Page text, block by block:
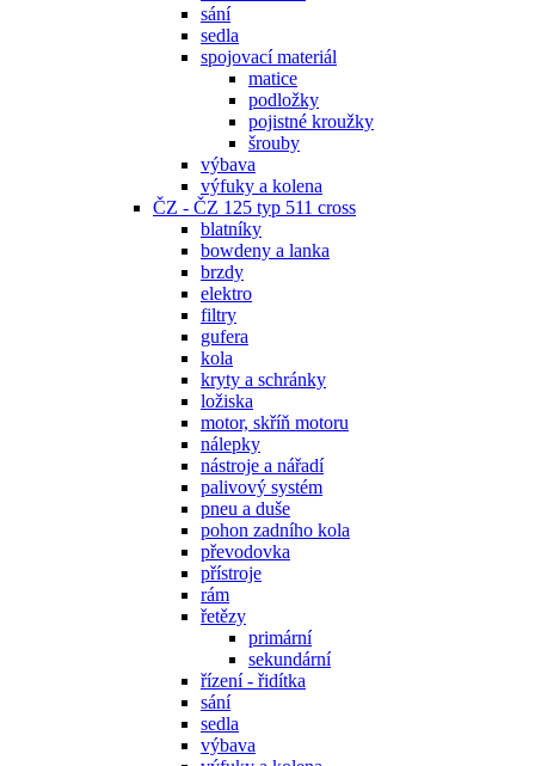
sání
sedla
spojovací materiál
matice
podložky
pojistné kroužky
šrouby
výbava
výfuky a kolena
ČZ - ČZ 125 typ 511 cross
blatníky
bowdeny a lanka
brzdy
elektro
filtry
gufera
kola
kryty a schránky
ložiska
motor, skříň motoru
nálepky
nástroje a nářadí
palivový systém
pneu a duše
pohon zadního kola
převodovka
přístroje
rám
řetězy
primární
sekundární
řízení - řidítka
sání
sedla
výbava